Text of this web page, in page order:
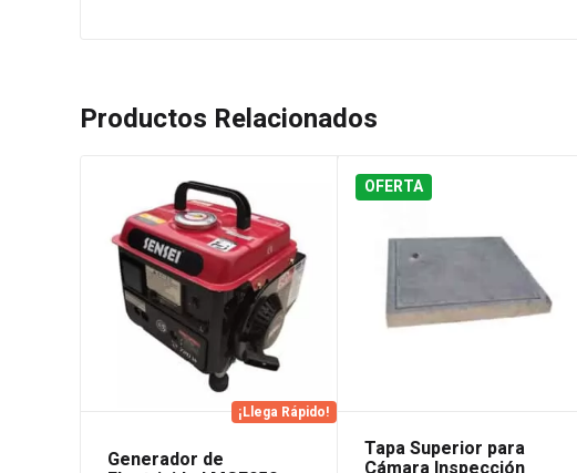
Productos Relacionados
¡Llega Rápido!
Generador de
OFERTA
Tapa Superior para